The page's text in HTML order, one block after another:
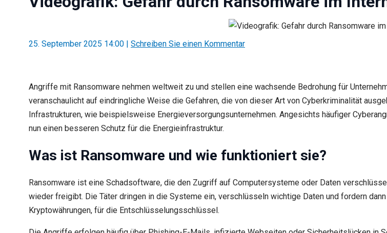
25. September 2025 14:00 | Schreiben Sie einen Kommentar
Angriffe mit Ransomware nehmen weltweit zu und stellen eine wachsende Bedrohung für
veranschaulicht auf eindringliche Weise die Gefahren, die von dieser Art von Cyberkriminalität
Infrastrukturen, wie beispielsweise Energieversorgungsunternehmen. Angesichts häufiger
nun einen besseren Schutz für die Energieinfrastruktur.
Was ist Ransomware und wie funktioniert sie?
Ransomware ist eine Schadsoftware, die den Zugriff auf Computersysteme oder Daten
wieder freigibt. Die Täter dringen in die Systeme ein, verschlüsseln wichtige Daten und fordern
Kryptowährungen, für die Entschlüsselungsschlüssel.